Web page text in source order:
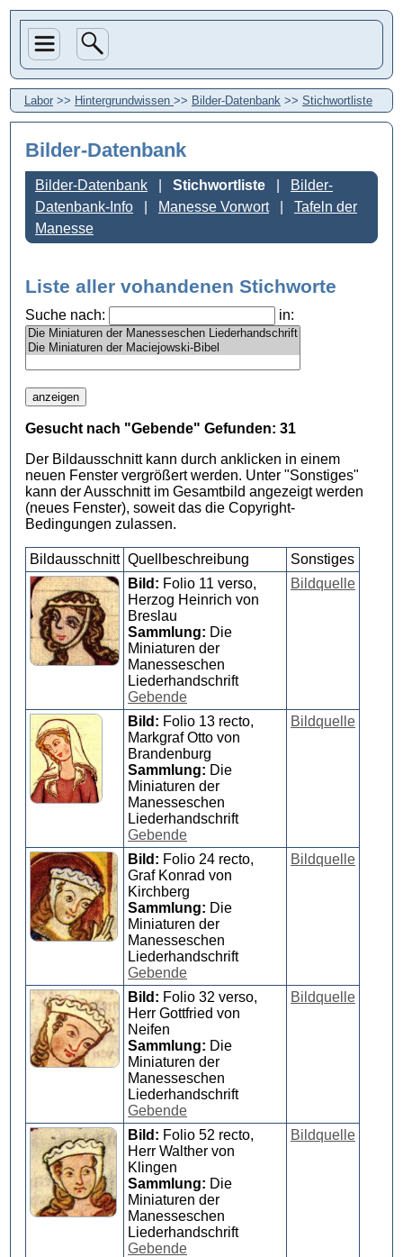
Labor >> Hintergrundwissen >> Bilder-Datenbank >> Stichwortliste
Bilder-Datenbank
Bilder-Datenbank Stichwortliste
Bilder-
Datenbank-Info
Manesse Vorwort
Tafeln der
Manesse
Liste aller vohandenen Stichworte
Suche nach: in:
Gesucht nach "Gebende" Gefunden: 31
Der Bildausschnitt kann durch anklicken in einem
neuen Fenster vergrößert werden. Unter "Sonstiges"
kann der Ausschnitt im Gesamtbild angezeigt werden
(neues Fenster), soweit das die Copyright-
Bedingungen zulassen.
Bildausschnitt Quellbeschreibung
Sonstiges
Bild: Folio 11 verso,
Herzog Heinrich von
Breslau
Sammlung: Die
Miniaturen der
Manesseschen
Liederhandschrift
Gebende
Bildquelle
Bild: Folio 13 recto,
Markgraf Otto von
Brandenburg
Sammlung: Die
Miniaturen der
Manesseschen
Liederhandschrift
Gebende
Bildquelle
Bild: Folio 24 recto,
Graf Konrad von
Kirchberg
Sammlung: Die
Miniaturen der
Manesseschen
Liederhandschrift
Gebende
Bildquelle
Bild: Folio 32 verso,
Herr Gottfried von
Neifen
Sammlung: Die
Miniaturen der
Manesseschen
Liederhandschrift
Gebende
Bildquelle
Bild: Folio 52 recto,
Herr Walther von
Klingen
Sammlung: Die
Miniaturen der
Manesseschen
Liederhandschrift
Gebende
Bildquelle